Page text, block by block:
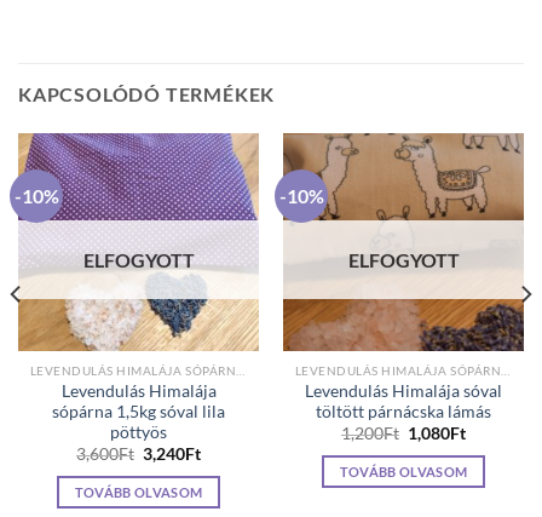
KAPCSOLÓDÓ TERMÉKEK
-10%
ELFOGYOTT
Levendulás Himalája
sópárna 1,5kg sóval lila
pöttyös
3,600Ft Original
price
was:
3,600Ft.
3,240FtCurrent
is:
3,240Ft.
TOVÁBB OLVASOM
-10%
ELFOGYOTT
Levendulás Himalája sóval
töltött párnácska lámás
1,200Ft Original
price
was:
1,200Ft.
1,080FtCurrent
is:
1,080Ft.
TOVÁBB OLVASOM